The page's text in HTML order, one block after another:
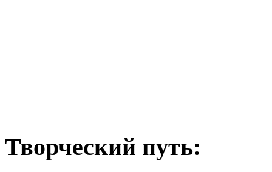
Творческий путь: